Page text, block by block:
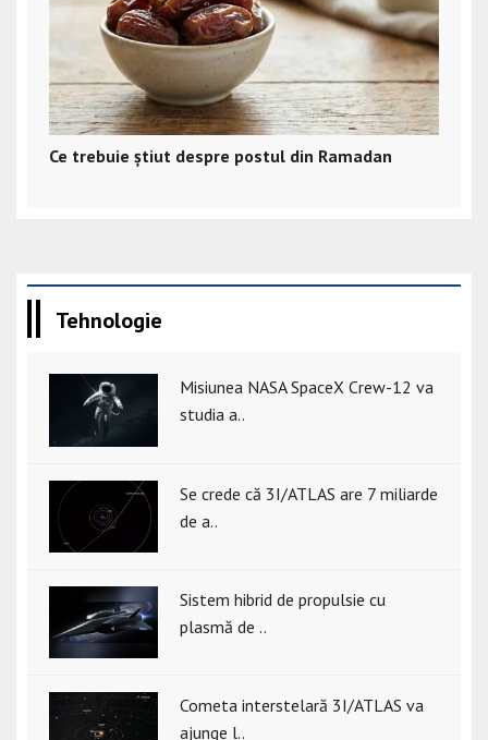
Ce trebuie știut despre postul din Ramadan
Tehnologie
Misiunea NASA SpaceX Crew-12 va
studia a..
Se crede că 3I/ATLAS are 7 miliarde
de a..
Sistem hibrid de propulsie cu
plasmă de ..
Cometa interstelară 3I/ATLAS va
ajunge l..